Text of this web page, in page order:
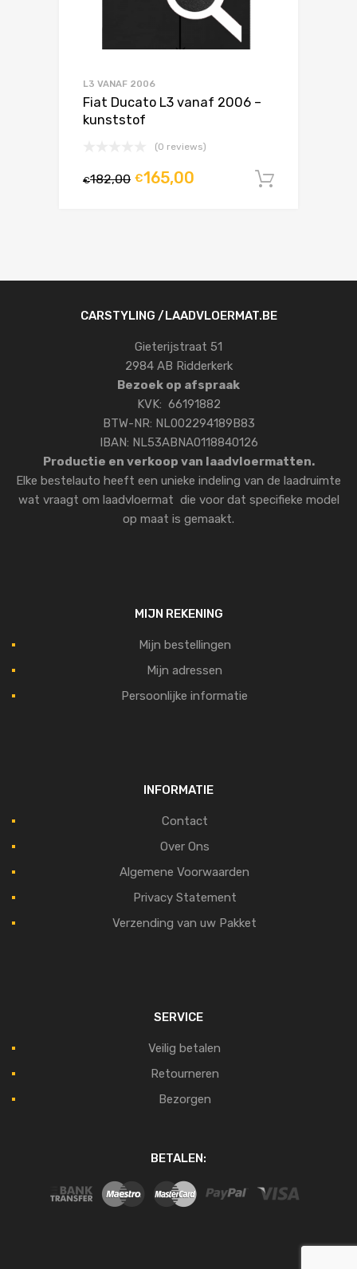
L3 VANAF 2006
Fiat Ducato L3 vanaf 2006 –
kunststof
(0 reviews)
€182,00 €165,00
CARSTYLING /LAADVLOERMAT.BE
Gieterijstraat 51
2984 AB Ridderkerk
Bezoek op afspraak
KVK: 66191882
BTW-NR: NL002294189B83
IBAN: NL53ABNA0118840126
Productie en verkoop van laadvloermatten.
Elke bestelauto heeft een unieke indeling van de laadruimte
wat vraagt om laadvloermat die voor dat specifieke model
op maat is gemaakt.
MIJN REKENING
Mijn bestellingen
Mijn adressen
Persoonlijke informatie
INFORMATIE
Contact
Over Ons
Algemene Voorwaarden
Privacy Statement
Verzending van uw Pakket
SERVICE
Veilig betalen
Retourneren
Bezorgen
BETALEN: